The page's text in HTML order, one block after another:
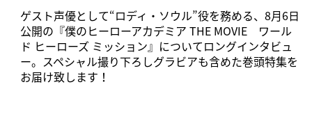
ゲスト声優として“ロディ・ソウル”役を務める、8月6日
公開の『僕のヒーローアカデミア THE MOVIE ワール
ド ヒーローズ ミッション』についてロングインタビュ
ー。スペシャル撮り下ろしグラビアも含めた巻頭特集を
お届け致します！